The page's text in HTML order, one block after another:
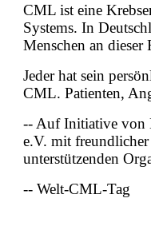
CML ist eine
Systems. In
Menschen an
Jeder hat sein
CML. Patienten,
-- Auf Initiative von
e.V. mit
unterstützenden
-- Welt-CML-Tag